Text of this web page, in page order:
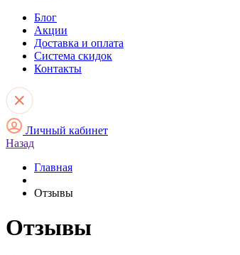
Блог
Акции
Доставка и оплата
Система скидок
Контакты
Личный кабинет
Назад
Главная
Отзывы
Отзывы